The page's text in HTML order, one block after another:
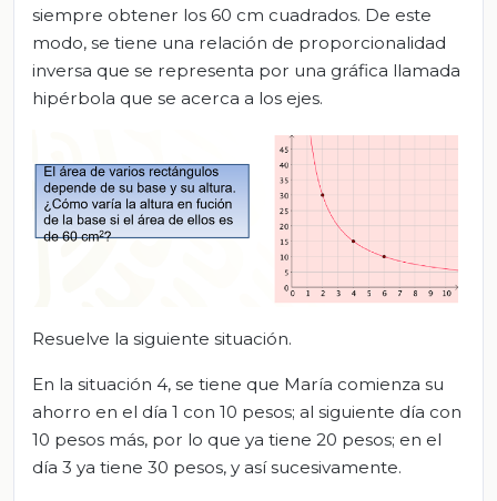
siempre obtener los 60 cm cuadrados. De este
modo, se tiene una relación de proporcionalidad
inversa que se representa por una gráfica llamada
hipérbola que se acerca a los ejes.
Resuelve la siguiente situación.
En la situación 4, se tiene que María comienza su
ahorro en el día 1 con 10 pesos; al siguiente día con
10 pesos más, por lo que ya tiene 20 pesos; en el
día 3 ya tiene 30 pesos, y así sucesivamente.